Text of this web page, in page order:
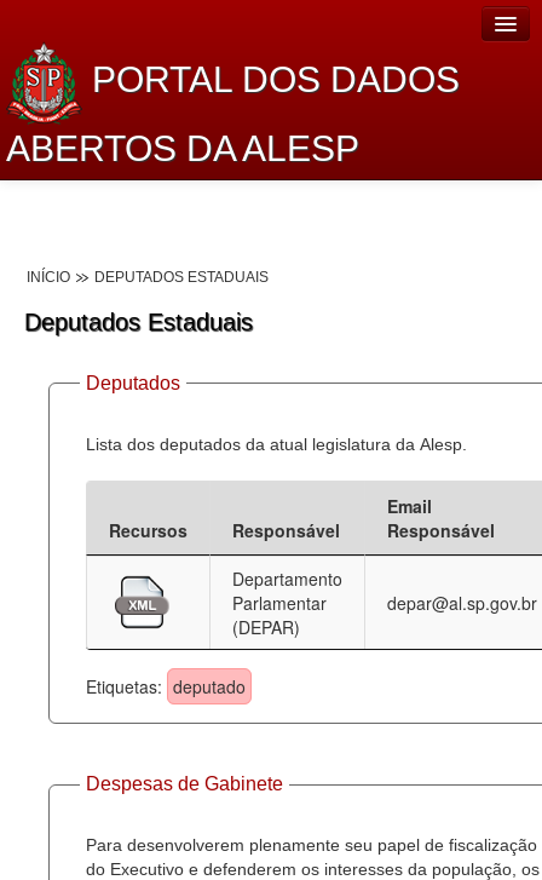
PORTAL DOS DADOS
ABERTOS DA ALESP
Lei de Acesso à Informação
Dados Governamentais Abertos
Planejamento
Catálogo de dados
Processo Legislativo
Deputados Estaduais
Administração
Legislação
Agenda
Perguntas frequentes
INÍCIO DEPUTADOS ESTADUAIS
Deputados Estaduais
Deputados
Lista dos deputados da atual legislatura da Alesp.
Recursos Responsável
Email
Responsável
Departamento
Parlamentar
(DEPAR)
depar@al.sp.gov.br
Etiquetas: deputado
Despesas de Gabinete
Para desenvolverem plenamente seu papel de fiscalização
do Executivo e defenderem os interesses da população, os